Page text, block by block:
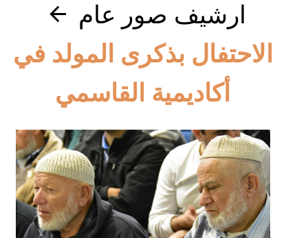
ارشيف صور عام
الاحتفال بذكرى المولد في
أكاديمية القاسمي